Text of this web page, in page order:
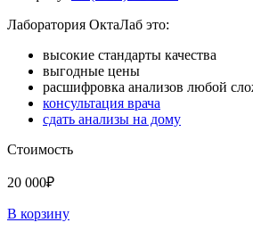
Лаборатория ОктаЛаб это:
высокие стандарты качества
выгодные цены
расшифровка анализов любой
консультация врача
сдать анализы на дому
Стоимость
20 000₽
В корзину